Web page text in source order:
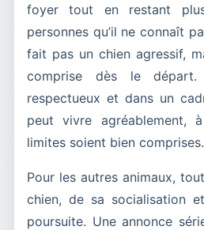
foyer tout en restant
personnes qu’il ne connaît
fait pas un chien agressif,
comprise dès le
respectueux et dans un
peut vivre agréablement,
limites soient bien comprises.
Pour les autres animaux,
chien, de sa socialisation
poursuite. Une annonce